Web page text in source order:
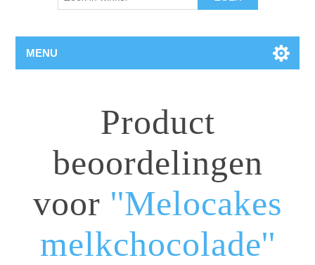
MENU
Product
beoordelingen
voor
Melocakes
melkchocolade